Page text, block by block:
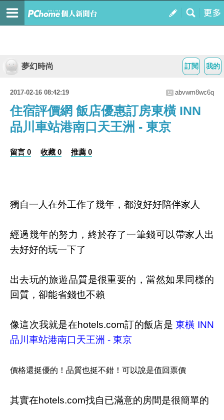
我的
訂閱
夢幻時尚
2017-02-16 08:42:19 abvwm8wc6q
住宿評價網 飯店優惠訂房東橫 INN
品川車站港南口天王洲 - 東京
留言 0 收藏 0 推薦 0
獨自一人在外工作了幾年，都沒好好陪伴家人
經過幾年的努力，終於存了一筆錢可以帶家人出
去好好的玩一下了
出去玩的旅遊品質是很重要的，當然如果同樣的
回質，卻能省錢也不賴
像這次我就是在hotels.com訂的飯店是東橫 INN
品川車站港南口天王洲 - 東京
價格還挺優的！品質也挺不錯！可以說是值回票價
其實在hotels.com找自已滿意的房間是很簡單的